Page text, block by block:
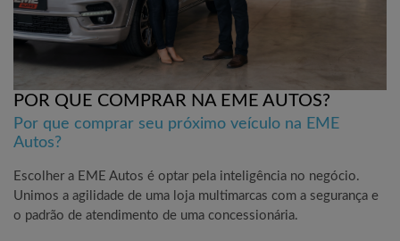
POR QUE COMPRAR NA EME AUTOS?
Por que comprar seu próximo veículo na EME
Autos?
Escolher a EME Autos é optar pela inteligência no negócio.
Unimos a agilidade de uma loja multimarcas com a segurança e
o padrão de atendimento de uma concessionária.